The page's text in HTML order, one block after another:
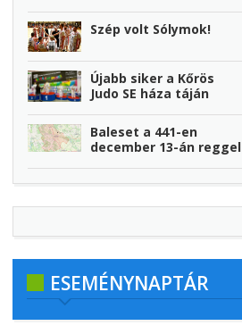
Szép volt Sólymok!
Újabb siker a Kőrös
Judo SE háza táján
Baleset a 441-en
december 13-án reggel
ESEMÉNYNAPTÁR